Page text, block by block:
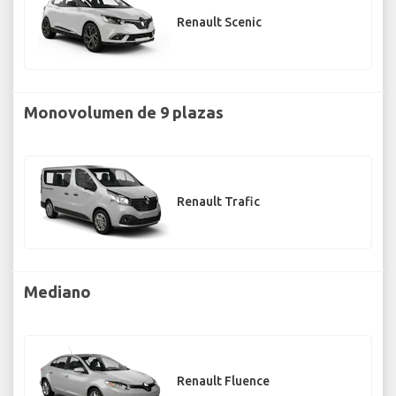
Renault Scenic
Monovolumen de 9 plazas
Renault Trafic
Mediano
Renault Fluence